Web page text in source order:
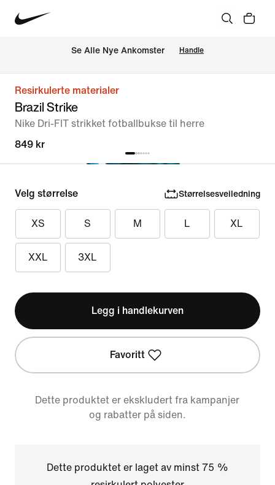
Se Alle Nye Ankomster Handle
Resirkulerte materialer
Brazil Strike
Nike Dri-FIT strikket fotballbukse til herre
849 kr
Velg størrelse Størrelsesveiledning
XS S M L XL
XXL 3XL
Legg i handlekurven
Favoritt
Dette produktet er ekskludert fra kampanjer
og rabatter på siden.
Dette produktet er laget av minst 75 %